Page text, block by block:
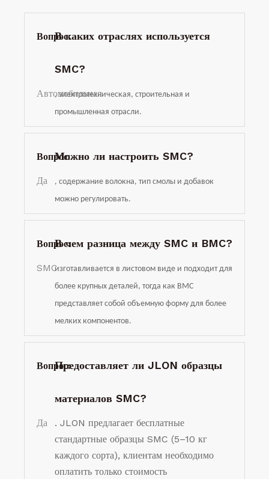
Вопрос:В каких отраслях используется
SMC?
Автомобильная
, электротехническая, строительная и
промышленная отрасли.
Вопрос:Можно ли настроить SMC?
Да
, содержание волокна, тип смолы и добавок
можно регулировать.
Вопрос:В чем разница между SMC и BMC?
SMCизготавливается в листовом виде и подходит для
более крупных деталей, тогда как BMC
представляет собой объемную форму для более
мелких компонентов.
Вопрос:Предоставляет ли JLON образцы
материалов SMC?
Да
. JLON предлагает бесплатные
стандартные образцы SMC (5–10 кг
каждого сорта), клиентам необходимо
оплатить только стоимость